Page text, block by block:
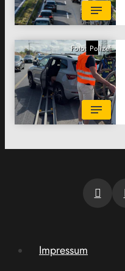
Foto: Polizei
Impressum